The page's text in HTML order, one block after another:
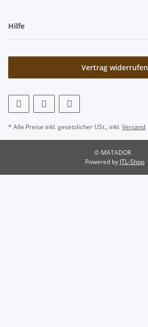
Hilfe
Vertrag widerrufen
* Alle Preise inkl. gesetzlicher USt., inkl.Versand
© MATADOR
Powered by JTL-Shop